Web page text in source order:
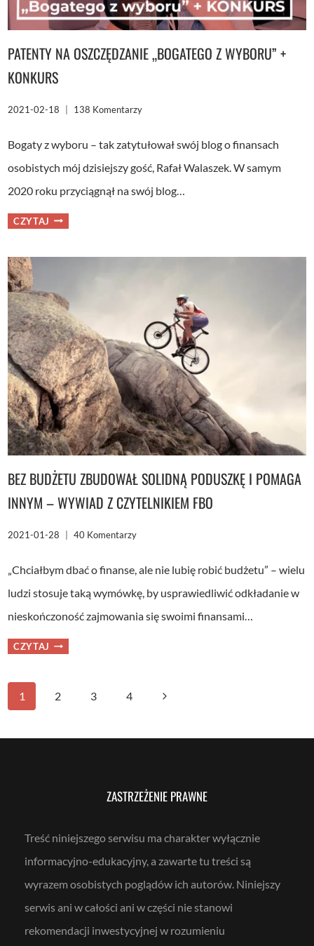
PATENTY NA OSZCZĘDZANIE „BOGATEGO Z WYBORU” +
KONKURS
2021-02-18 138 Komentarzy
Bogaty z wyboru – tak zatytułował swój blog o finansach
osobistych mój dzisiejszy gość, Rafał Walaszek. W samym
2020 roku przyciągnął na swój blog…
CZYTAJ PATENTY
NA
WYBORU”
BEZ BUDŻETU ZBUDOWAŁ SOLIDNĄ PODUSZKĘ I POMAGA
INNYM – WYWIAD Z CZYTELNIKIEM FBO
2021-01-28 40 Komentarzy
„Chciałbym dbać o finanse, ale nie lubię robić budżetu” – wielu
ludzi stosuje taką wymówkę, by usprawiedliwić odkładanie w
nieskończoność zajmowania się swoimi finansami…
CZYTAJ BEZ
BUDŻETU
POMAGA
INNYM
CZYTELNIKIEM
Nawigacja
strony
1 2 3 4
Następna
ZASTRZEŻENIE PRAWNE
Treść niniejszego serwisu ma charakter wyłącznie
informacyjno-edukacyjny, a zawarte tu treści są
wyrazem osobistych poglądów ich autorów. Niniejszy
serwis ani w całości ani w części nie stanowi
rekomendacji inwestycyjnej w rozumieniu